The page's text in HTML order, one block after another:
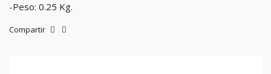
-Peso: 0.25 Kg.
Compartir